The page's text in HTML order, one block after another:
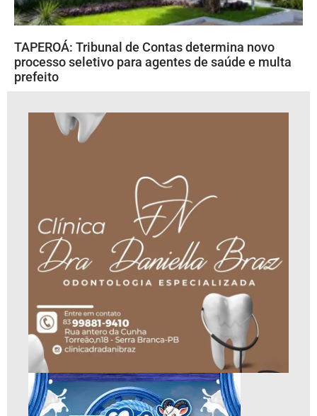
TAPEROÁ: Tribunal de Contas determina novo
processo seletivo para agentes de saúde e multa
prefeito